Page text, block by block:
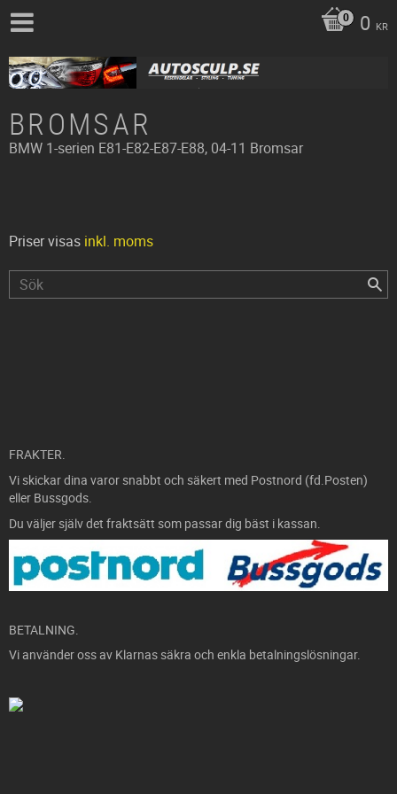
0 KR
BROMSAR
BMW 1-serien E81-E82-E87-E88, 04-11 Bromsar
Priser visas inkl. moms
FRAKTER.
Vi skickar dina varor snabbt och säkert med Postnord (fd.Posten)
eller Bussgods.
Du väljer själv det fraktsätt som passar dig bäst i kassan.
BETALNING.
Vi använder oss av Klarnas säkra och enkla betalningslösningar.